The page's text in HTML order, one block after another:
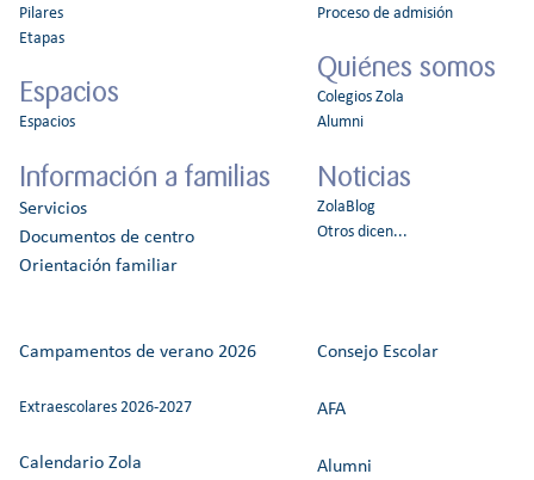
Pilares
Etapas
Espacios
Espacios
Información a familias
Servicios
Documentos de centro
Orientación familiar
Proceso de admisión
Quiénes somos
Colegios Zola
Alumni
Noticias
ZolaBlog
Otros dicen...
Campamentos de verano 2026
Extraescolares 2026-2027
Calendario Zola
Consejo Escolar
AFA
Alumni